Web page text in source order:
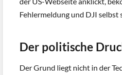
Fehlermeldung und DJI selbst
Der politische
Der Grund liegt nicht in der